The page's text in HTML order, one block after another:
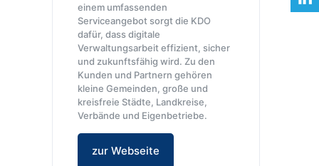
einem umfassenden
Serviceangebot sorgt die KDO
dafür, dass digitale
Verwaltungsarbeit effizient, sicher
und zukunftsfähig wird. Zu den
Kunden und Partnern gehören
kleine Gemeinden, große und
kreisfreie Städte, Landkreise,
Verbände und Eigenbetriebe.
zur Webseite